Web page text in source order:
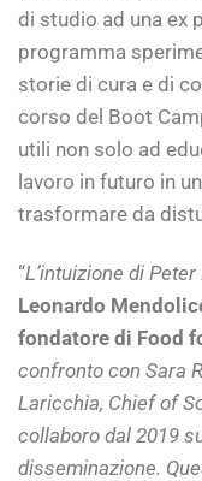
di studio ad una ex
programma
storie di cura e di
corso del Boot
utili non solo ad
lavoro in futuro in
trasformare da
“L’intuizione di Peter
Leonardo
fondatore di Food
confronto con Sara
Laricchia, Chief of
collaboro dal 2019
disseminazione.